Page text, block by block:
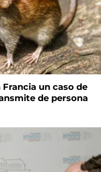
un caso de
de persona